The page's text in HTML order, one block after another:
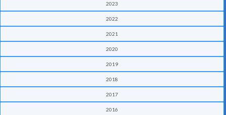
2023
2022
2021
2020
2019
2018
2017
2016